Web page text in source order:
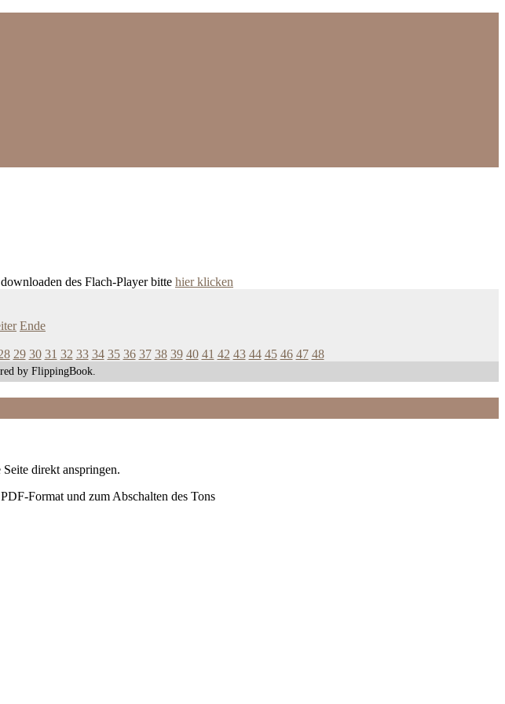
des Flach-Player bitte hier klicken
Ende
29 30 31 32 33 34 35 36 37 38 39 40 41 42 43 44 45 46 47 48
by FlippingBook.
direkt anspringen.
Format und zum Abschalten des Tons